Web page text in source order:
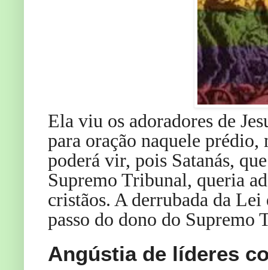
Ela viu os adoradores de
para oração naquele
poderá vir, pois Satanás,
Supremo Tribunal, queria
cristãos. A derrubada da
passo do dono do Supremo
Angústia de líderes